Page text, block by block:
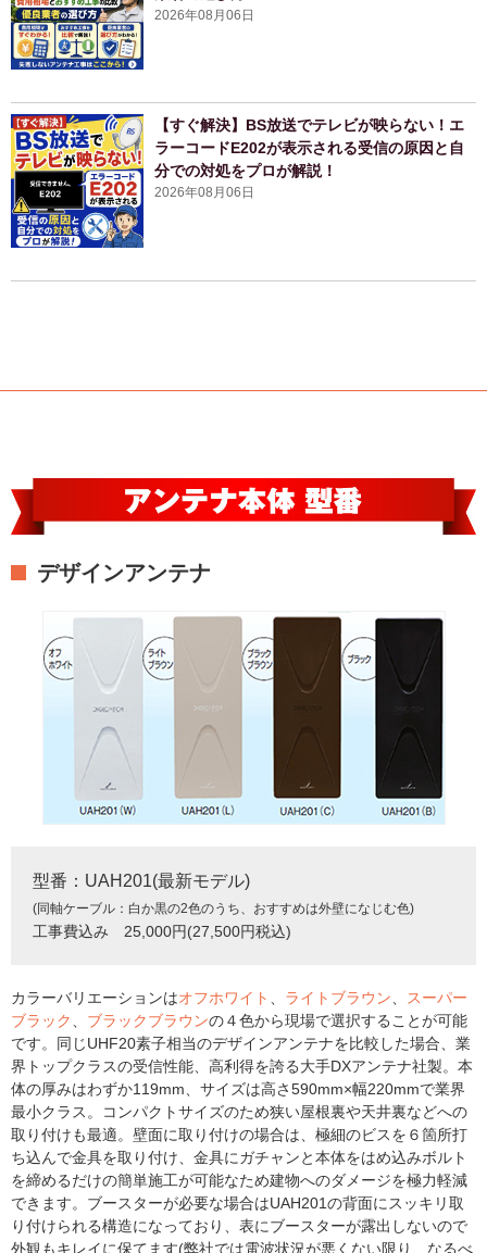
2026年08月06日
【すぐ解決】BS放送でテレビが映らない！エ
ラーコードE202が表示される受信の原因と自
分での対処をプロが解説！
2026年08月06日
デザインアンテナ
型番：UAH201(最新モデル)
(同軸ケーブル：白か黒の2色のうち、おすすめは外壁になじむ色)
工事費込み 25,000円(27,500円税込)
カラーバリエーションはオフホワイト 、 ライトブラウン、 スーパー
ブラック、 ブラックブラウンの４色から現場で選択することが可能
です。同じUHF20素子相当のデザインアンテナを比較した場合、業
界トップクラスの受信性能、高利得を誇る大手DXアンテナ社製。本
体の厚みはわずか119mm、サイズは高さ590mm×幅220mmで業界
最小クラス。コンパクトサイズのため狭い屋根裏や天井裏などへの
取り付けも最適。壁面に取り付けの場合は、極細のビスを６箇所打
ち込んで金具を取り付け、金具にガチャンと本体をはめ込みボルト
を締めるだけの簡単施工が可能なため建物へのダメージを極力軽減
できます。ブースターが必要な場合はUAH201の背面にスッキリ取
り付けられる構造になっており、表にブースターが露出しないので
外観もキレイに保てます(弊社では電波状況が悪くない限り、なるべ